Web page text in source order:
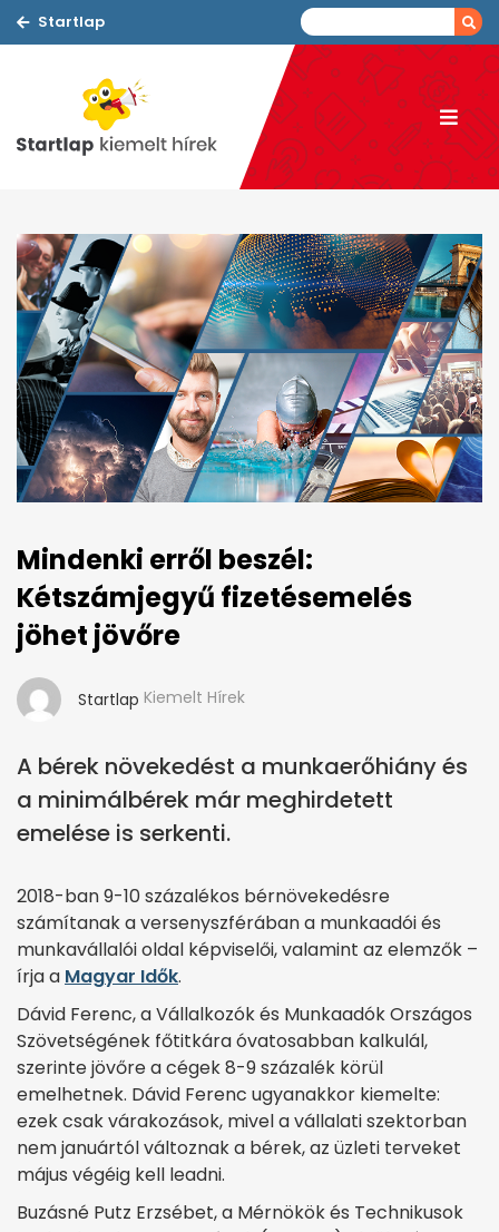
Startlap
Mindenki erről beszél:
Kétszámjegyű fizetésemelés
jöhet jövőre
Startlap Kiemelt Hírek
A bérek növekedést a munkaerőhiány és
a minimálbérek már meghirdetett
emelése is serkenti.
2018-ban 9-10 százalékos bérnövekedésre
számítanak a versenyszférában a munkaadói és
munkavállalói oldal képviselői, valamint az elemzők –
írja a Magyar Idők.
Dávid Ferenc, a Vállalkozók és Munkaadók Országos
Szövetségének főtitkára óvatosabban kalkulál,
szerinte jövőre a cégek 8-9 százalék körül
emelhetnek. Dávid Ferenc ugyanakkor kiemelte:
ezek csak várakozások, mivel a vállalati szektorban
nem januártól változnak a bérek, az üzleti terveket
május végéig kell leadni.
Buzásné Putz Erzsébet, a Mérnökök és Technikusok